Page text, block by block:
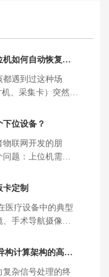
如何自动恢复通
遇到过这种场
、采集卡）突然断
下位设备？
联网开发的朋
题：上位机需要
卡定制
医疗设备中的典型
、手术导航摄像
构计算架构的高速
杂信号处理的终